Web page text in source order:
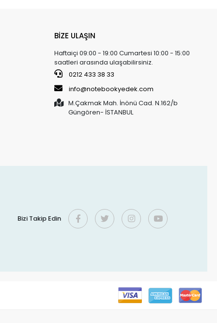
BİZE ULAŞIN
Haftaiçi 09:00 - 19:00 Cumartesi 10:00 - 15:00
saatleri arasında ulaşabilirsiniz.
0212 433 38 33
info@notebookyedek.com
M.Çakmak Mah. İnönü Cad. N.162/b
Güngören- İSTANBUL
Bizi Takip Edin